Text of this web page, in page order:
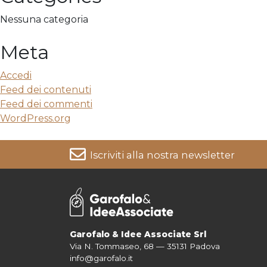
Nessuna categoria
Meta
Accedi
Feed dei contenuti
Feed dei commenti
WordPress.org
Iscriviti alla nostra newsletter
Garofalo & Idee Associate Srl
Via N. Tommaseo, 68 — 35131 Padova
info@garofalo.it